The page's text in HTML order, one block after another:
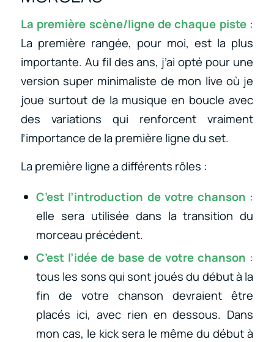
La première scène/ligne de chaque piste:
La première rangée, pour moi, est la plus
importante. Au fil des ans, j’ai opté pour une
version super minimaliste de mon live où je
joue surtout de la musique en boucle avec
des variations qui renforcent vraiment
l’importance de la première ligne du set.
La première ligne a différents rôles :
C’est l’introduction de votre chanson :
elle sera utilisée dans la transition du
morceau précédent.
C’est l’idée de base de votre chanson :
tous les sons qui sont joués du début à la
fin de votre chanson devraient être
placés ici, avec rien en dessous. Dans
mon cas, le kick sera le même du début à